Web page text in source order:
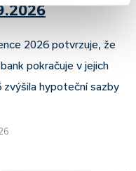
2026 potvrzuje, že
pokračuje v jejich
zvýšila hypoteční sazby